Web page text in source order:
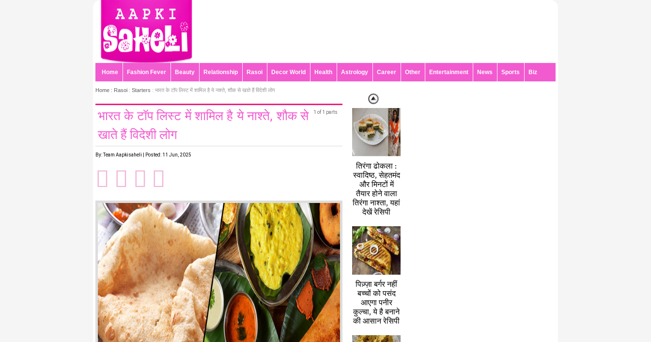
Home Fashion Fever Beauty Relationship Rasoi Decor World Health Astrology Career Other Entertainment News Sports Biz
Home : Rasoi : Starters : भारत के टॉप लिस्ट में शामिल है ये नाश्ते, शौक से खाते हैं विदेशी लोग
1 of 1 parts
भारत के टॉप लिस्ट में शामिल है ये नाश्ते, शौक से
खाते हैं विदेशी लोग
By: Team Aapkisaheli | Posted: 11 Jun, 2025
तिरंगा ढोकला :
स्वादिष्ठ, सेहतमंद
और मिनटों में
तैयार होने वाला
तिरंगा नाश्ता, यहां
देखें रेसिपी
पिज़्ज़ा बर्गर नहीं
बच्चों को पसंद
आएगा पनीर
कुल्चा, ये है बनाने
की आसान रेसिपी